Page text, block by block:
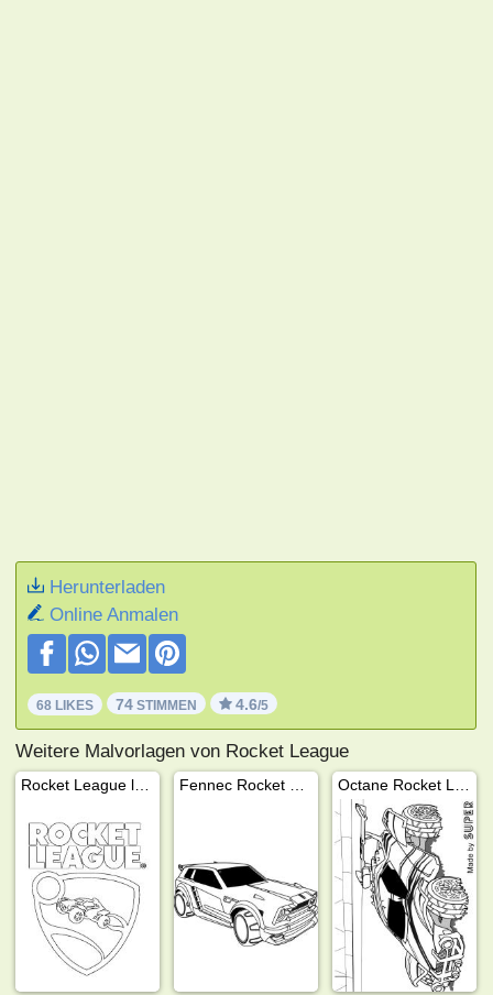
Herunterladen
Online Anmalen
68 LIKES 74 STIMMEN 4.6/5
Weitere Malvorlagen von Rocket League